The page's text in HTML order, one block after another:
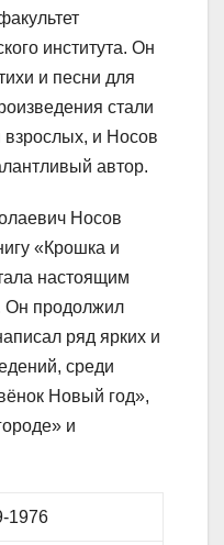
института. Он
и песни для
стали
взрослых, и Носов
автор.
Носов
«Крошка и
настоящим
Он продолжил
ряд ярких и
среди
Новый год»,
и
1976